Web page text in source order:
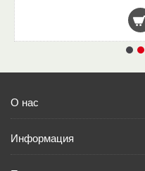
О нас
Информация